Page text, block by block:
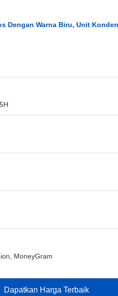
Dengan Warna Biru, Unit
MoneyGram
Dapatkan Harga Terbaik